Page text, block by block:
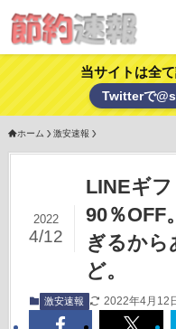
当サイトは全
Twitterで
ホーム 激安速報
LINEギ
90％OFF
ぎるから
ど。
2022
4/12
激安速報 2022年4月12